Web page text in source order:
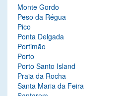
Monte Gordo
Peso da Régua
Pico
Ponta Delgada
Portimão
Porto
Porto Santo Island
Praia da Rocha
Santa Maria da Feira